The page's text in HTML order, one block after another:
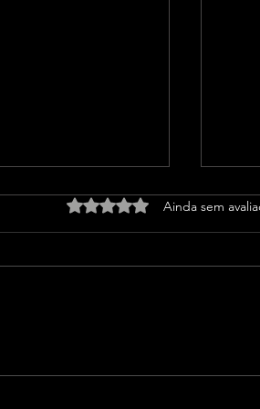
Avaliado com 0 de 5
Ainda sem